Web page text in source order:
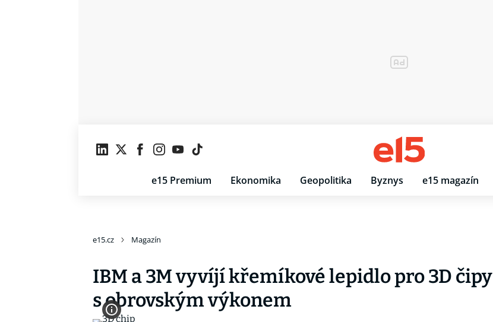
e15 Premium Ekonomika Geopolitika Byznys e15 magazín
e15.cz Magazín
IBM a 3M vyvíjí křemíkové lepidlo pro 3D čipy
s obrovským výkonem